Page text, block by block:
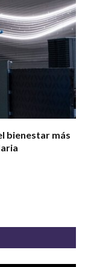
bienestar más